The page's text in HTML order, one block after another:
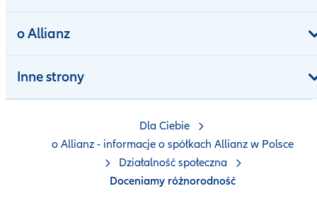
o Allianz
Inne strony
Dla Ciebie
o Allianz - informacje o spółkach Allianz w Polsce
Działalność społeczna
Doceniamy różnorodność